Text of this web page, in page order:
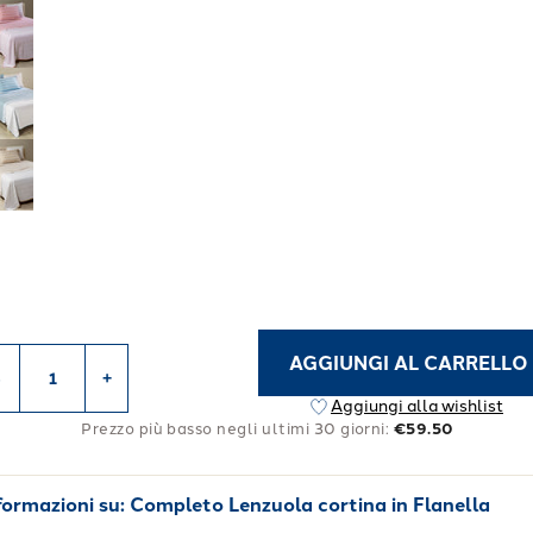
+
AGGIUNGI AL CARRELLO
Aggiungi alla wishlist
Prezzo più basso negli ultimi 30 giorni: €59.50
su: Completo Lenzuola cortina in Flanella